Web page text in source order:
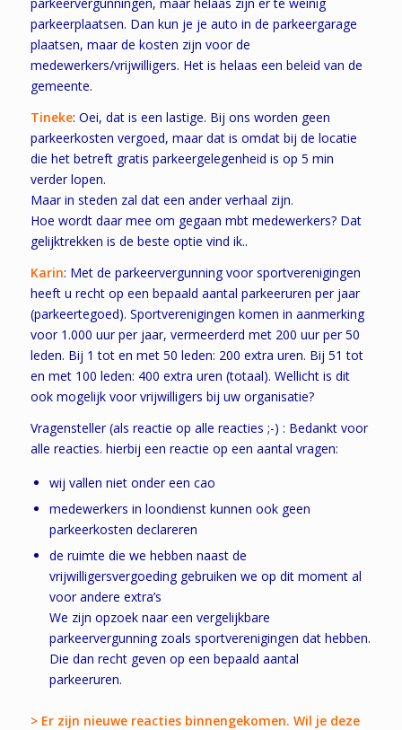
parkeerplaatsen. Dan kun je je auto in de parkeergarage
plaatsen, maar de kosten zijn voor de
medewerkers/vrijwilligers. Het is helaas een beleid van de
gemeente.
Tineke: Oei, dat is een lastige. Bij ons worden geen
parkeerkosten vergoed, maar dat is omdat bij de locatie
die het betreft gratis parkeergelegenheid is op 5 min
verder lopen.
Maar in steden zal dat een ander verhaal zijn.
Hoe wordt daar mee om gegaan mbt medewerkers? Dat
gelijktrekken is de beste optie vind ik..
Karin: Met de parkeervergunning voor sportverenigingen
heeft u recht op een bepaald aantal parkeeruren per jaar
(parkeertegoed). Sportverenigingen komen in aanmerking
voor 1.000 uur per jaar, vermeerderd met 200 uur per 50
leden. Bij 1 tot en met 50 leden: 200 extra uren. Bij 51 tot
en met 100 leden: 400 extra uren (totaal). Wellicht is dit
ook mogelijk voor vrijwilligers bij uw organisatie?
Vragensteller (als reactie op alle reacties ;-) : Bedankt voor
alle reacties. hierbij een reactie op een aantal vragen:
wij vallen niet onder een cao
medewerkers in loondienst kunnen ook geen
parkeerkosten declareren
de ruimte die we hebben naast de
vrijwilligersvergoeding gebruiken we op dit moment al
voor andere extra’s
We zijn opzoek naar een vergelijkbare
parkeervergunning zoals sportverenigingen dat hebben.
Die dan recht geven op een bepaald aantal
parkeeruren.
> Er zijn nieuwe reacties binnengekomen. Wil je deze